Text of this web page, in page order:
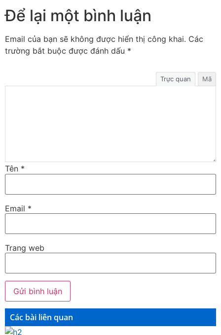
Để lại một bình luận
Email của bạn sẽ không được hiển thị công khai. Các
trường bắt buộc được đánh dấu *
Trực quan Mã
Tên *
Email *
Trang web
Các bài liên quan